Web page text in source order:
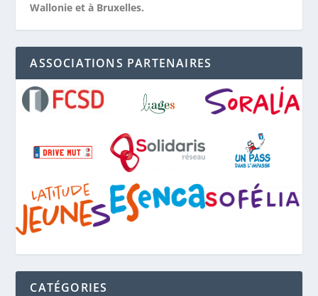
Wallonie et à Bruxelles.
ASSOCIATIONS PARTENAIRES
CATÉGORIES